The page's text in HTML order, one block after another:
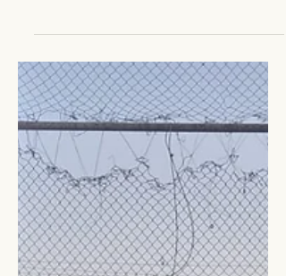
seguridad en proyecto La Serena.